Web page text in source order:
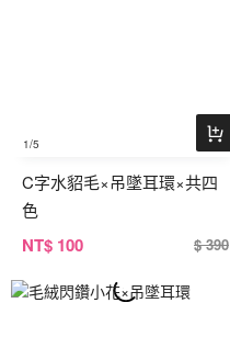
1/5
C字水貂毛×吊墜耳環×共四
色
NT$ 100 $ 390